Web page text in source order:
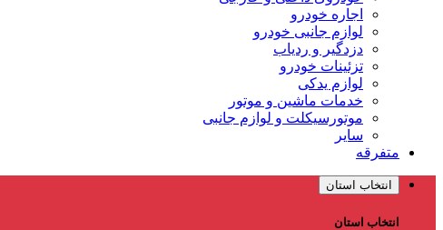
اجاره خودرو
لوازم جانبی خودرو
دزدگیر و ردیاب
تزئینات خودرو
لوازم یدکی
خدمات ماشین و موتور
موتورسیکلت و لوازم جانبی
سایر
متفرقه
انتخاب استان
انتخاب استان